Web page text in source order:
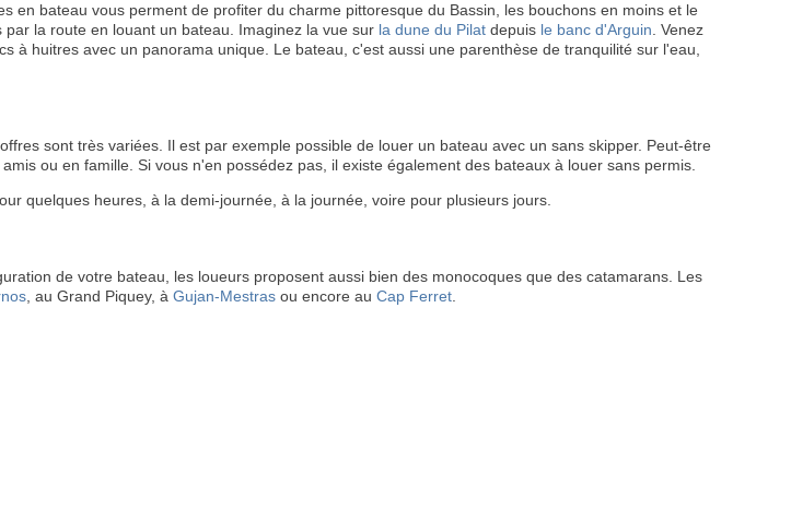
en bateau vous perment de profiter du charme pittoresque du Bassin, les bouchons en moins et le
la route en louant un bateau. Imaginez la vue sur la dune du Pilat depuis le banc d'Arguin . Venez
à huitres avec un panorama unique. Le bateau, c'est aussi une parenthèse de tranquilité sur l'eau,
sont très variées. Il est par exemple possible de louer un bateau avec un sans skipper. Peut-être
ou en famille. Si vous n'en possédez pas, il existe également des bateaux à louer sans permis.
quelques heures, à la demi-journée, à la journée, voire pour plusieurs jours.
de votre bateau, les loueurs proposent aussi bien des monocoques que des catamarans. Les
, au Grand Piquey, à Gujan-Mestras ou encore au Cap Ferret